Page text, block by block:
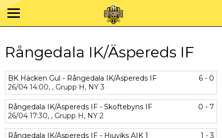
Rångedala IK/Äspereds IF
BK Häcken Gul - Rångedala IK/Äspereds IF
6 - 0
26/04 14:00, , Grupp H, NY 3
Rångedala IK/Äspereds IF - Skoftebyns IF
0 - 7
26/04 17:30, , Grupp H, NY 2
Rångedala IK/Äspereds IF - Hjuviks AIK 1
1 - 3